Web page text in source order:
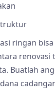
ringan
renovasi
Buatlah